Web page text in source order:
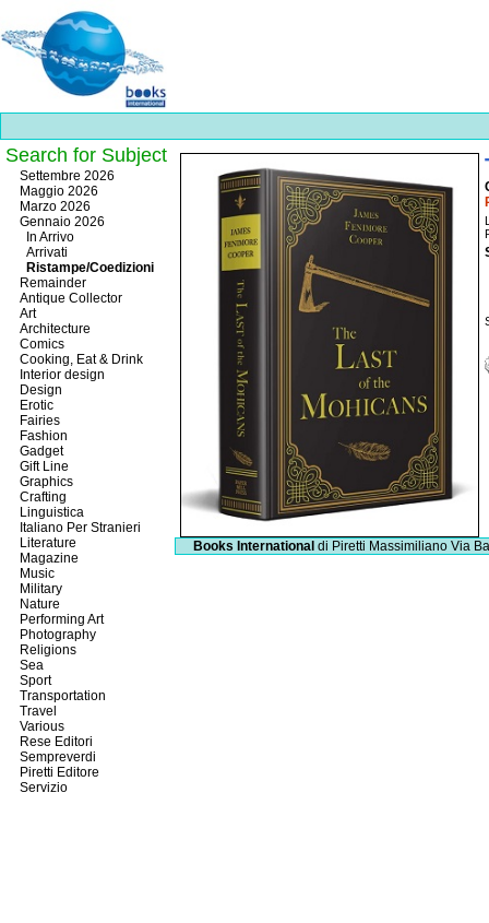
Best
slots
online
https://onlineslots.money/
Search for Subject
Settembre 2026
Maggio 2026
Marzo 2026
Gennaio 2026
In Arrivo
Arrivati
Ristampe/Coedizioni
Remainder
Antique Collector
Art
Architecture
Comics
Cooking, Eat & Drink
Interior design
Design
Erotic
Fairies
Fashion
Gadget
Gift Line
Graphics
Crafting
Linguistica
Italiano Per Stranieri
Literature
Magazine
Music
Military
Nature
Performing Art
Photography
Religions
Sea
Sport
Transportation
Travel
Various
Rese Editori
Sempreverdi
Piretti Editore
Servizio
Books International di Piretti Massimiliano Via